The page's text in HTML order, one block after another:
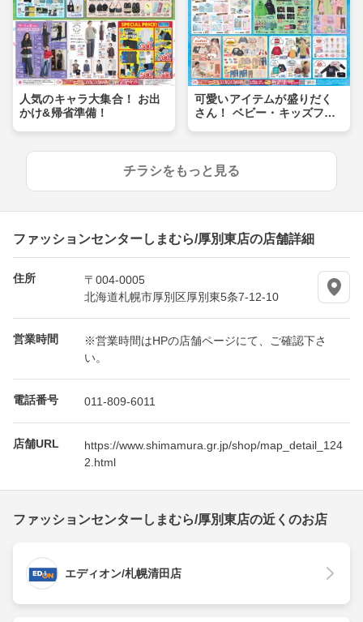
人気のキャラ大集合！ お出
かけ&帰省準備！
可愛いアイテムが盛りだく
さん！ ベビー・キッズフェ
チラシをもっと見る
ファッションセンターしまむら/厚別東店の店舗詳細
住所
〒004-0005
北海道札幌市厚別区厚別東5条7-12-10
営業時間
※営業時間はHPの店舗ページにて、ご確認下さ
い。
電話番号 011-809-6011
店舗URL
https://www.shimamura.gr.jp/shop/map_detail_124
2.html
ファッションセンターしまむら/厚別東店の近くのお店
エディオン/札幌清田店